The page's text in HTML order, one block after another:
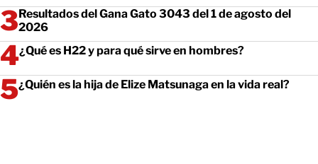
Resultados del Gana Gato 3043 del 1 de agosto del
2026
¿Qué es H22 y para qué sirve en hombres?
¿Quién es la hija de Elize Matsunaga en la vida real?